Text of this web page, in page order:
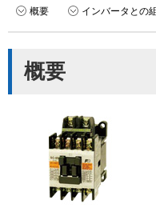
概要 インバータとの
概要